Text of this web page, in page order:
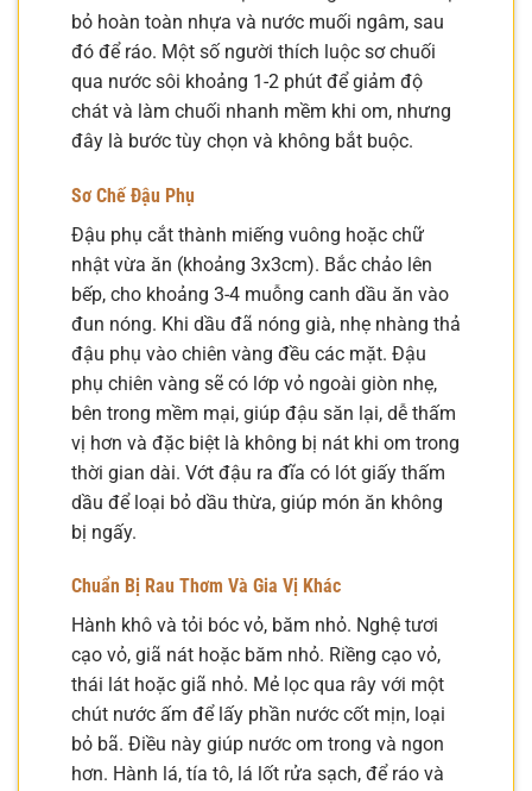
bỏ hoàn toàn nhựa và nước muối ngâm, sau
đó để ráo. Một số người thích luộc sơ chuối
qua nước sôi khoảng 1-2 phút để giảm độ
chát và làm chuối nhanh mềm khi om, nhưng
đây là bước tùy chọn và không bắt buộc.
Sơ Chế Đậu Phụ
Đậu phụ cắt thành miếng vuông hoặc chữ
nhật vừa ăn (khoảng 3x3cm). Bắc chảo lên
bếp, cho khoảng 3-4 muỗng canh dầu ăn vào
đun nóng. Khi dầu đã nóng già, nhẹ nhàng thả
đậu phụ vào chiên vàng đều các mặt. Đậu
phụ chiên vàng sẽ có lớp vỏ ngoài giòn nhẹ,
bên trong mềm mại, giúp đậu săn lại, dễ thấm
vị hơn và đặc biệt là không bị nát khi om trong
thời gian dài. Vớt đậu ra đĩa có lót giấy thấm
dầu để loại bỏ dầu thừa, giúp món ăn không
bị ngấy.
Chuẩn Bị Rau Thơm Và Gia Vị Khác
Hành khô và tỏi bóc vỏ, băm nhỏ. Nghệ tươi
cạo vỏ, giã nát hoặc băm nhỏ. Riềng cạo vỏ,
thái lát hoặc giã nhỏ. Mẻ lọc qua rây với một
chút nước ấm để lấy phần nước cốt mịn, loại
bỏ bã. Điều này giúp nước om trong và ngon
hơn. Hành lá, tía tô, lá lốt rửa sạch, để ráo và